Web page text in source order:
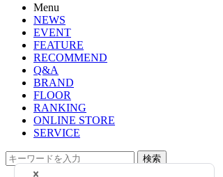
Menu
NEWS
EVENT
FEATURE
RECOMMEND
Q&A
BRAND
FLOOR
RANKING
ONLINE STORE
SERVICE
検索